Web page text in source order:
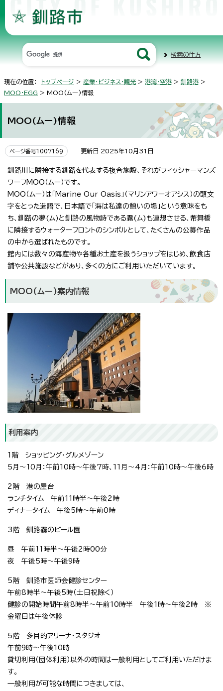
検索の仕方
現在の位置： トップページ > 産業・ビジネス・観光 > 港湾・空港 > 釧路港 >
MOO・EGG > MOO(ムー)情報
MOO(ムー)情報
ページ番号1007169 更新日 2025年10月31日
釧路川に隣接する釧路を代表する複合施設、それがフィッシャーマンズ
ワーフMOO（ムー）です。
MOO（ムー）は「Marine Our Oasis」（マリンアワーオアシス）の頭文
字をとった造語で、日本語で「海は私達の憩いの場」という意味をも
ち、釧路の夢(ム)と釧路の風物詩である霧(ム)も連想させる、幣舞橋
に隣接するウォーターフロントのシンボルとして、たくさんの公募作品
の中から選ばれたものです。
館内には数々の海産物や各種お土産を扱うショップをはじめ、飲食店
舗や公共施設などがあり、多くの方にご利用いただいています。
MOO(ムー)案内情報
利用案内
1階 ショッピング・グルメゾーン
5月～10月：午前10時～午後7時、11月～4月：午前10時～午後6時
2階 港の屋台
ランチタイム 午前11時半～午後2時
ディナータイム 午後5時～午前0時
3階 釧路霧のビール園
昼 午前11時半～午後2時00分
夜 午後5時～午後9時
5階 釧路市医師会健診センター
午前8時半～午後5時（土日祝除く）
健診の開始時間午前8時半～午前10時半 午後1時～午後2時 ※
金曜日は午後休診
5階 多目的アリーナ・スタジオ
午前9時～午後10時
貸切利用（団体利用）以外の時間は一般利用としてご利用いただけま
す。
一般利用が可能な時間につきましては、